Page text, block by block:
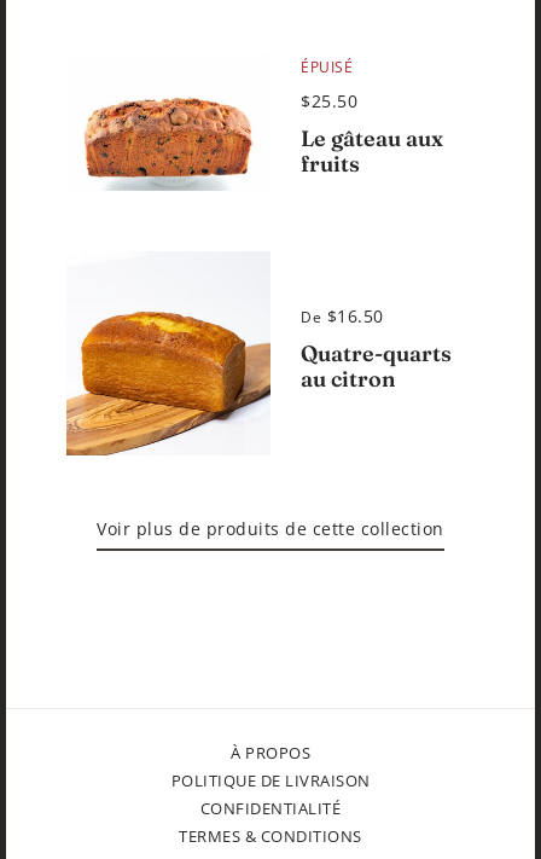
ÉPUISÉ
$25.50
Le gâteau aux
fruits
De $16.50
Quatre-quarts
au citron
Voir plus de produits de cette collection
À PROPOS
POLITIQUE DE LIVRAISON
CONFIDENTIALITÉ
TERMES & CONDITIONS